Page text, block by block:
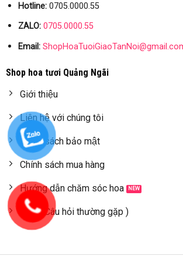
Hotline:0705.0000.55
ZALO: 0705.0000.55
Email:
Shop hoa tươi Quảng Ngãi
Giới thiệu
Liên hệ với chúng tôi
Chính sách bảo mật
Chính sách mua hàng
Hướng dẫn chăm sóc hoa
FAQ ( Câu hỏi thường gặp )